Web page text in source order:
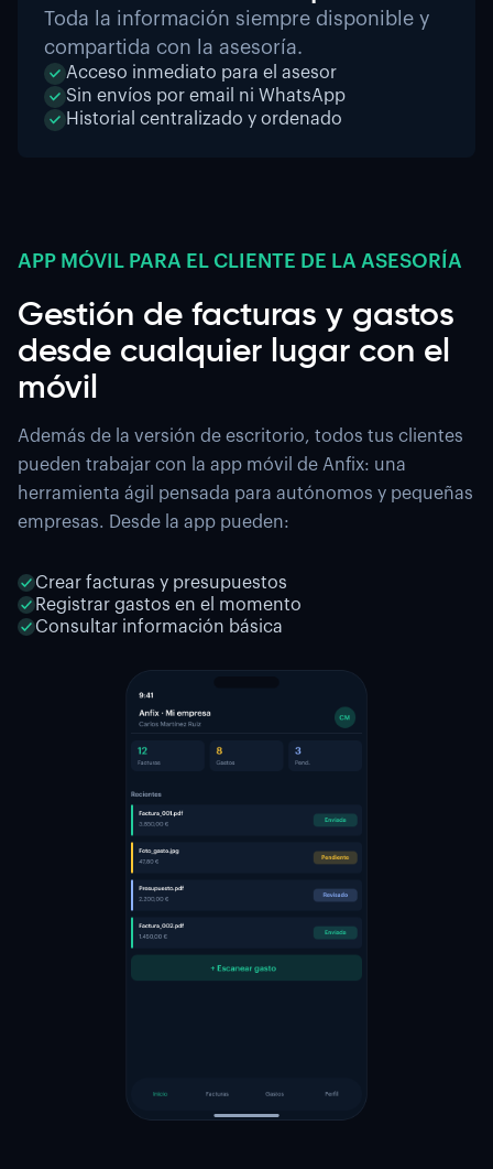
Toda la información siempre disponible y
compartida con la asesoría.
Acceso inmediato para el asesor
Sin envíos por email ni WhatsApp
Historial centralizado y ordenado
APP MÓVIL PARA EL CLIENTE DE LA ASESORÍA
Gestión de facturas y gastos
desde cualquier lugar con el
móvil
Además de la versión de escritorio, todos tus clientes
pueden trabajar con la app móvil de Anfix: una
herramienta ágil pensada para autónomos y pequeñas
empresas. Desde la app pueden:
Crear facturas y presupuestos
Registrar gastos en el momento
Consultar información básica